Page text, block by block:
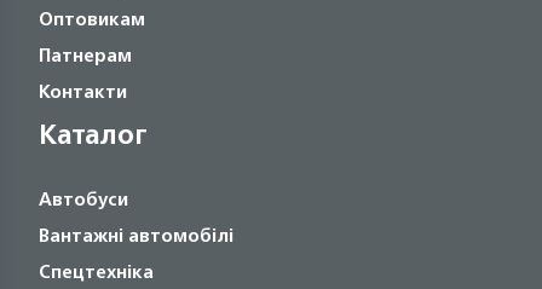
Оптовикам
Патнерам
Контакти
Каталог
Автобуси
Вантажні автомобілі
Спецтехніка